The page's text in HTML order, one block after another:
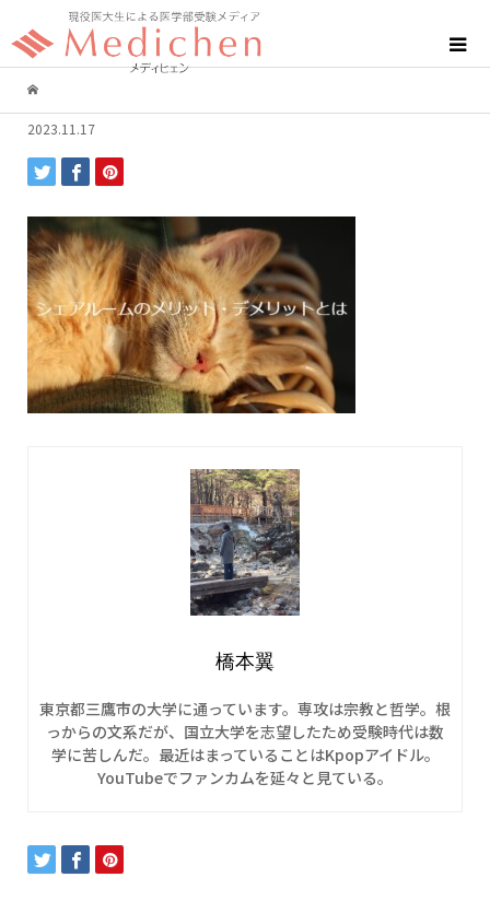
2023.11.17
橋本翼
東京都三鷹市の大学に通っています。専攻は宗教と哲学。根
っからの文系だが、国立大学を志望したため受験時代は数
学に苦しんだ。最近はまっていることはKpopアイドル。
YouTubeでファンカムを延々と見ている。